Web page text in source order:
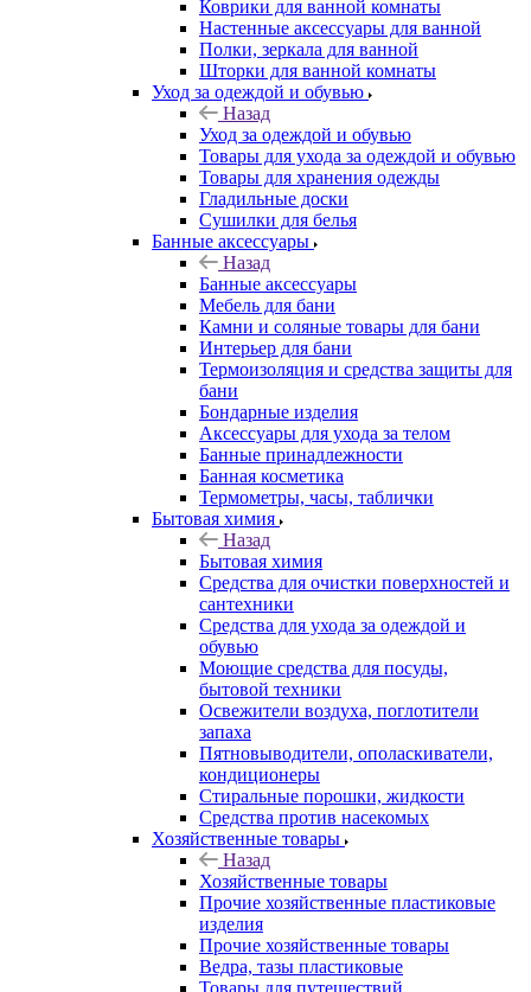
Коврики для ванной комнаты
Настенные аксессуары для ванной
Полки, зеркала для ванной
Шторки для ванной комнаты
Уход за одеждой и обувью
Назад
Уход за одеждой и обувью
Товары для ухода за одеждой и обувью
Товары для хранения одежды
Гладильные доски
Сушилки для белья
Банные аксессуары
Назад
Банные аксессуары
Мебель для бани
Камни и соляные товары для бани
Интерьер для бани
Термоизоляция и средства защиты для
бани
Бондарные изделия
Аксеcсуары для ухода за телом
Банные принадлежности
Банная косметика
Термометры, часы, таблички
Бытовая химия
Назад
Бытовая химия
Средства для очистки поверхностей и
сантехники
Средства для ухода за одеждой и
обувью
Моющие средства для посуды,
бытовой техники
Освежители воздуха, поглотители
запаха
Пятновыводители, ополаскиватели,
кондиционеры
Стиральные порошки, жидкости
Средства против насекомых
Хозяйственные товары
Назад
Хозяйственные товары
Прочие хозяйственные пластиковые
изделия
Прочие хозяйственные товары
Ведра, тазы пластиковые
Товары для путешествий